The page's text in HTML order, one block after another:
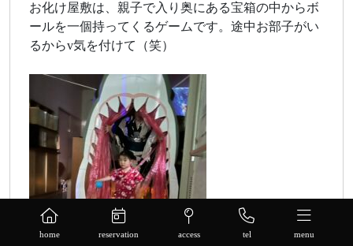
home reservation access tel menu
お化け屋敷は、親子で入り奥にある宝箱の中からボ
ールを一個持ってくるゲームです。途中お部子がい
るからv気を付けて（笑）